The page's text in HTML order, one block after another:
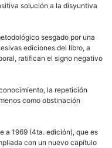
solución a la disyuntiva
sesgado por una
ediciones del libro, a
ratifican el signo negativo
la repetición
como obstinación
a 1969 (4ta. edición), que es
con un nuevo capítulo